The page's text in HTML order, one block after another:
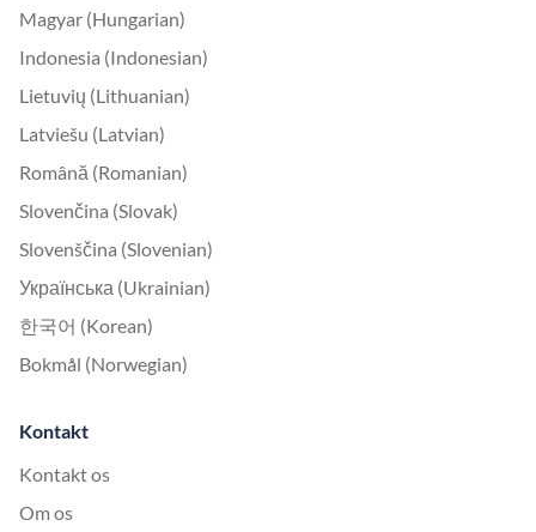
Magyar (Hungarian)
Indonesia (Indonesian)
Lietuvių (Lithuanian)
Latviešu (Latvian)
Română (Romanian)
Slovenčina (Slovak)
Slovenščina (Slovenian)
Українська (Ukrainian)
한국어 (Korean)
Bokmål (Norwegian)
Kontakt
Kontakt os
Om os